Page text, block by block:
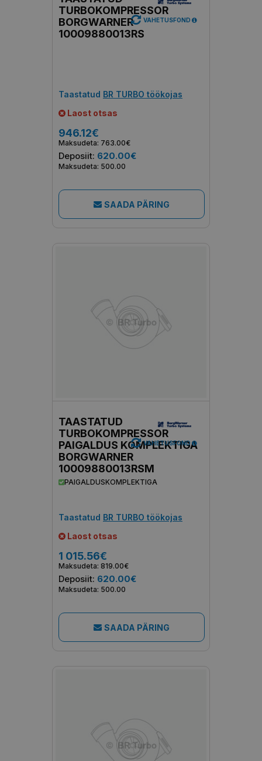
TURBOKOMPRESSOR
BORGWARNER
10009880013RS
Taastatud BR TURBO töökojas
Laost otsas
946.12€
Maksudeta: 763.00€
Deposiit: 620.00€
Maksudeta: 500.00
VAHETUSFOND
SAADA PÄRING
TAASTATUD
TURBOKOMPRESSOR
PAIGALDUS KOMPLEKTIGA
BORGWARNER
10009880013RSM
PAIGALDUSKOMPLEKTIGA
Taastatud BR TURBO töökojas
Laost otsas
1 015.56€
Maksudeta: 819.00€
Deposiit: 620.00€
Maksudeta: 500.00
VAHETUSFOND
SAADA PÄRING